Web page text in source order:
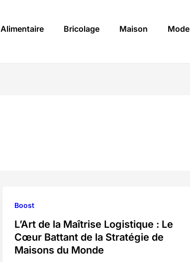
Alimentaire Bricolage Maison Mode
Boost
L’Art de la Maîtrise Logistique : Le
Cœur Battant de la Stratégie de
Maisons du Monde